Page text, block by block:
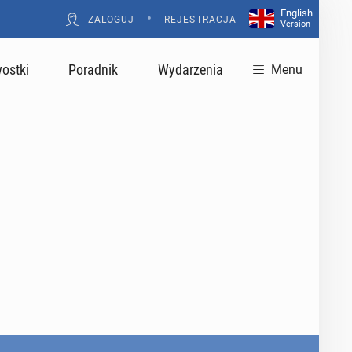
ZALOGUJ • REJESTRACJA
English
Version
Poradnik Wydarzenia Menu